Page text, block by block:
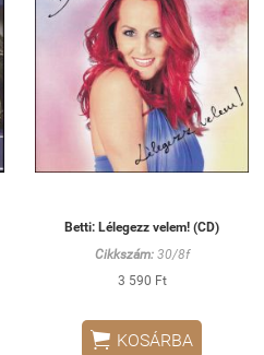
Betti: Lélegezz velem! (CD)
Cikkszám:30/8f
3 590 Ft
 KOSÁRBA